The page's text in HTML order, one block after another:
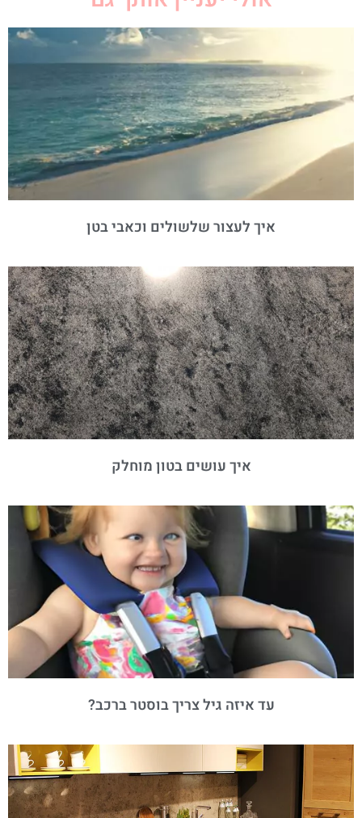
איך לעצור שלשולים וכאבי בטן
איך עושים בטון מוחלק
עד איזה גיל צריך בוסטר ברכב?